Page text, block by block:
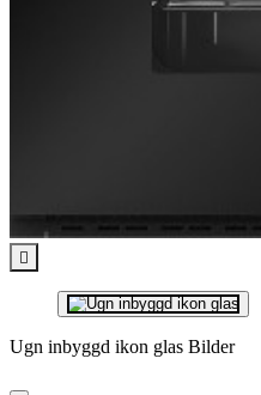

Ugn inbyggd ikon glas Bilder